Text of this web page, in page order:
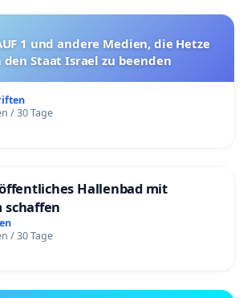
1 und andere Medien, die Hetze
den Staat Israel zu beenden
/ 30 Tage
Hallenbad mit
schaffen
/ 30 Tage